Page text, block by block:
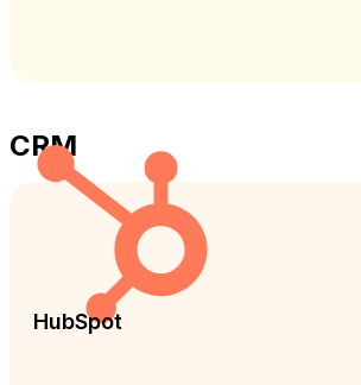
CRM
HubSpot